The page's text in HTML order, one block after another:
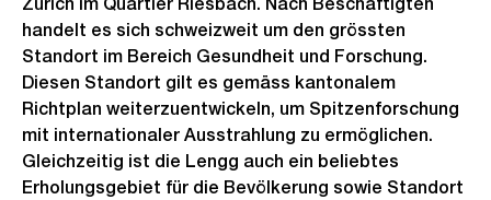
handelt es sich schweizweit um den grössten
Standort im Bereich Gesundheit und Forschung.
Diesen Standort gilt es gemäss kantonalem
Richtplan weiterzuentwickeln, um Spitzenforschung
mit internationaler Ausstrahlung zu ermöglichen.
Gleichzeitig ist die Lengg auch ein beliebtes
Erholungsgebiet für die Bevölkerung sowie Standort